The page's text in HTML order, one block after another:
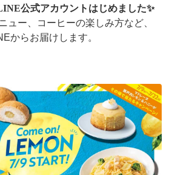
公式アカウントはじめました✨
ュー、コーヒーの楽しみ方など、
からお届けします。